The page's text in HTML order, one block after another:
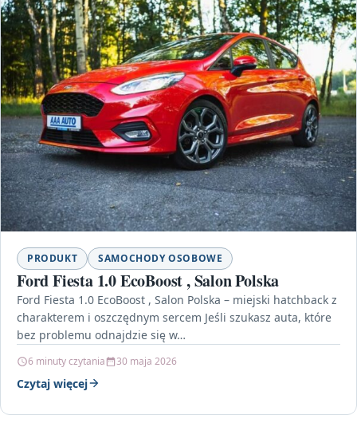
PRODUKT SAMOCHODY OSOBOWE
Ford Fiesta 1.0 EcoBoost , Salon Polska
Ford Fiesta 1.0 EcoBoost , Salon Polska – miejski hatchback z
charakterem i oszczędnym sercem Jeśli szukasz auta, które
bez problemu odnajdzie się w…
6 minuty czytania 30 maja 2026
Czytaj więcej